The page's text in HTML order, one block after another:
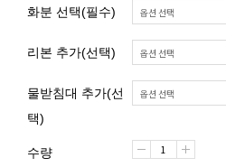
화분 선택(필수)
리본 추가(선택)
물받침대 추가(선
택)
수량